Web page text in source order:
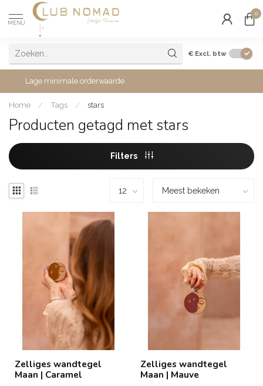
MENU
0
€ Excl. btw
Lage minimale orderwaarde
Home / Tags / stars
Producten getagd met stars
Filters
Zelliges wandtegel
Maan | Caramel
Zelliges wandtegel
Maan | Mauve